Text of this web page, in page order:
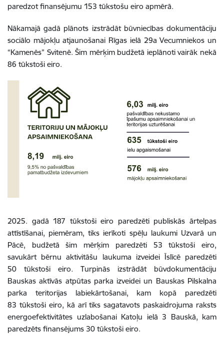
paredzot finansējumu 153 tūkstošu eiro apmērā.
Nākamajā gadā plānots izstrādāt būvniecības dokumentāciju
sociālo mājokļu atjaunošanai Rīgas ielā 29a Vecumniekos un
“Kamenēs” Svitenē. Šim mērķim budžetā ieplānoti vairāk nekā
86 tūkstoši eiro.
2025. gadā 187 tūkstoši eiro paredzēti publiskās ārtelpas
attīstīšanai, piemēram, tiks ierīkoti spēļu laukumi Uzvarā un
Pācē, budžetā šim mērķim paredzēti 53 tūkstoši eiro,
savukārt bērnu aktivitāšu laukuma izveidei Īslīcē paredzēti
50 tūkstoši eiro. Turpinās izstrādāt būvdokumentāciju
Bauskas aktīvās atpūtas parka izveidei un Bauskas Pilskalna
parka teritorijas labiekārtošanai, kam kopā paredzēti
83 tūkstoši eiro, kā arī tiks sagatavots paskaidrojuma raksts
energoefektivitātes uzlabošanai Katoļu ielā 3 Bauskā, kam
paredzēts finansējums 30 tūkstoši eiro.